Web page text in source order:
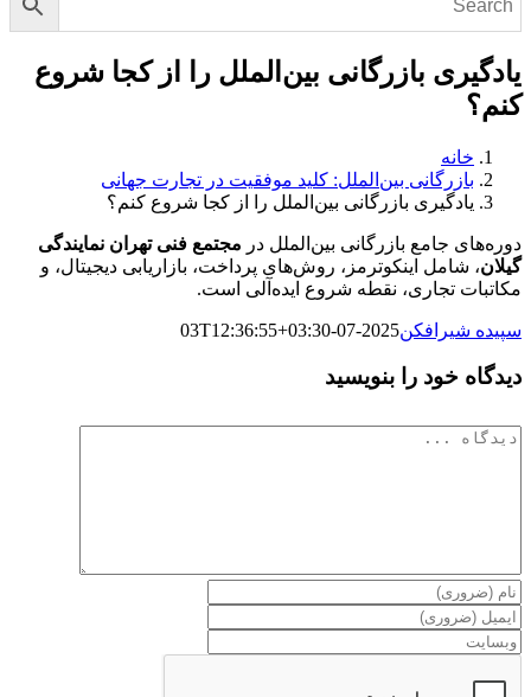
یادگیری بازرگانی بین‌الملل را از کجا شروع
کنم؟
خانه
بازرگانی بین‌الملل: کلید موفقیت در تجارت جهانی
یادگیری بازرگانی بین‌الملل را از کجا شروع کنم؟
دوره‌های جامع بازرگانی بین‌الملل در مجتمع فنی تهران نمایندگی
گیلان، شامل اینکوترمز، روش‌های پرداخت، بازاریابی دیجیتال، و
مکاتبات تجاری، نقطه شروع ایده‌آلی است.
سپیده شیرافکن2025-07-03T12:36:55+03:30
دیدگاه خود را بنویسید
دیدگاه